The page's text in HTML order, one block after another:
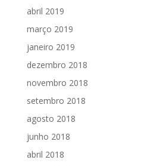
abril 2019
março 2019
janeiro 2019
dezembro 2018
novembro 2018
setembro 2018
agosto 2018
junho 2018
abril 2018